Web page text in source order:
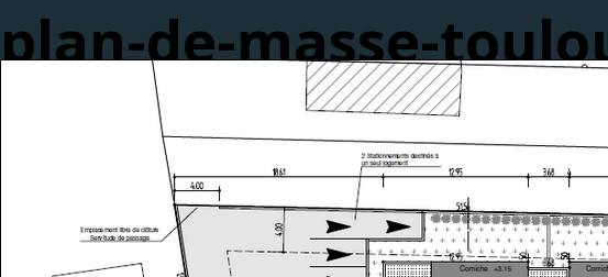
plan-de-masse-